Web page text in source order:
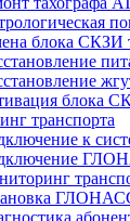
блока СКЗИ
блока
транспорта
к